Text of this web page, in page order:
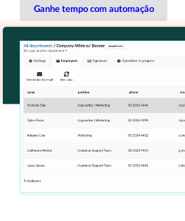
Ganhe tempo com automação